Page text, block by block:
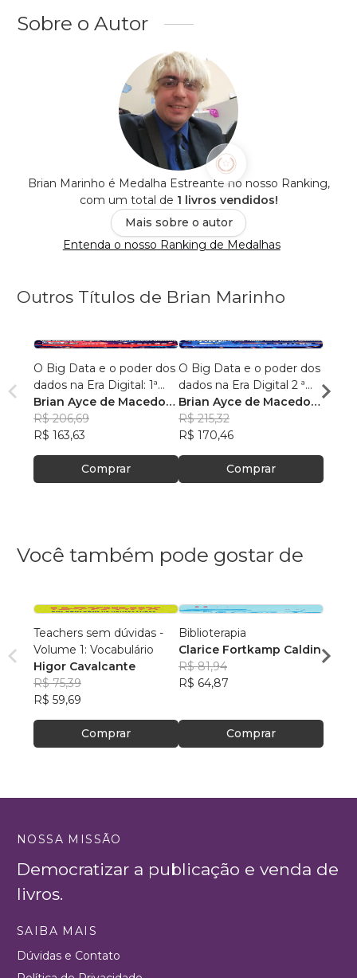
Sobre o Autor
Brian Marinho é Medalha Estreante no nosso Ranking,
com um total de 1 livros vendidos!
Mais sobre o autor
Entenda o nosso Ranking de Medalhas
Outros Títulos de Brian Marinho
O Big Data e o poder dos
dados na Era Digital: 1ª
Edição.
Brian Ayce de Macedo
Marinho
R$ 206,69
R$ 163,63
Comprar
O Big Data e o poder dos
dados na Era Digital 2 ª
Edição:
Brian Ayce de Macedo
Marinho
R$ 215,32
R$ 170,46
Comprar
Você também pode gostar de
Teachers sem dúvidas -
Volume 1: Vocabulário
Higor Cavalcante
R$ 75,39
R$ 59,69
Comprar
Biblioterapia
Clarice Fortkamp Caldin
R$ 81,94
R$ 64,87
Comprar
NOSSA MISSÃO
Democratizar a publicação e venda de
livros.
SAIBA MAIS
Dúvidas e Contato